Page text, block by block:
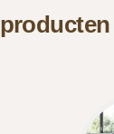
producten